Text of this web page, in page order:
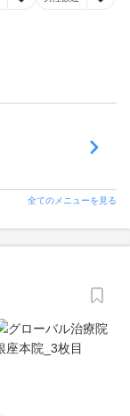
全てのメニューを見る